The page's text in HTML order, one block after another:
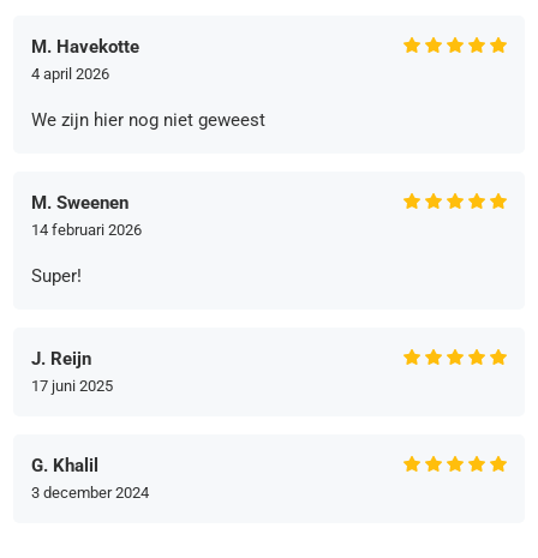
M. Havekotte
4 april 2026
We zijn hier nog niet geweest
M. Sweenen
14 februari 2026
Super!
J. Reijn
17 juni 2025
G. Khalil
3 december 2024